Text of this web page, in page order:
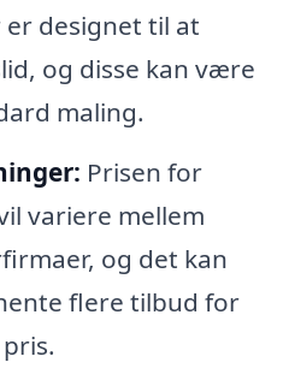
designet til at
og disse kan være
maling.
Prisen for
variere mellem
og det kan
flere tilbud for